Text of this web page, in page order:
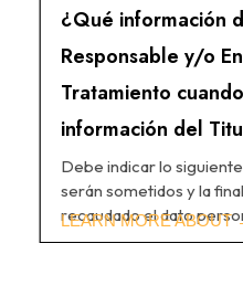
¿Qué información
Responsable y/o
Tratamiento
información del
Debe indicar lo
serán sometidos y la
recaudado el dato